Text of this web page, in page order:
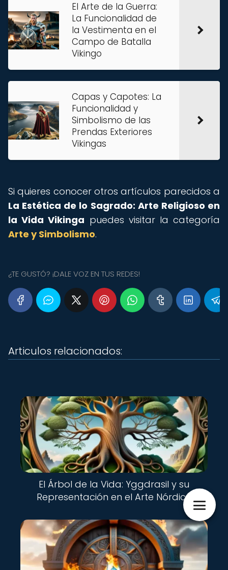
El Arte de la Guerra:
La Funcionalidad de
la Vestimenta en el
Campo de Batalla
Vikingo
Capas y Capotes: La
Funcionalidad y
Simbolismo de las
Prendas Exteriores
Vikingas
Si quieres conocer otros artículos parecidos a
La Estética de lo Sagrado: Arte Religioso en
la Vida Vikinga puedes visitar la categoría
Arte y Simbolismo.
¿TE GUSTÓ? ¡DALE VOZ EN TUS REDES!
Articulos relacionados:
El Árbol de la Vida: Yggdrasil y su
Representación en el Arte Nórdico